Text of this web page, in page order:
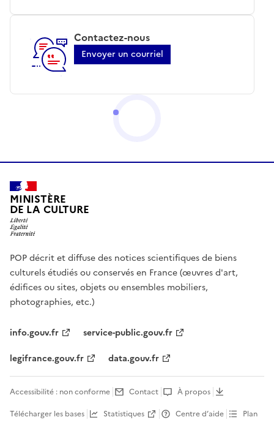
Contactez-nous
Envoyer un courriel
MINISTÈRE
DE LA CULTURE
POP décrit et diffuse des notices scientifiques de biens
culturels étudiés ou conservés en France (œuvres d'art,
édifices ou sites, objets ou ensembles mobiliers,
photographies, etc.)
info.gouv.fr
service-public.gouv.fr
legifrance.gouv.fr
data.gouv.fr
Accessibilité : non conforme Contact
À propos
Télécharger les bases
Statistiques Centre d’aide Plan